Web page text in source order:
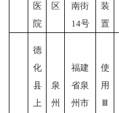
医
院
区
南街
14号
装
置
德
化
县
上
泉
州
福建
省泉
州市
使
用
Ⅲ